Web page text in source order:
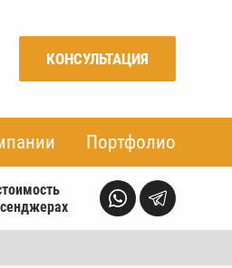
КОНСУЛЬТАЦИЯ
Портфолио
Портфолио